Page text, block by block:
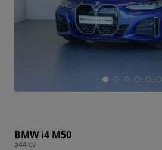
BMW i4 M50
544 cv